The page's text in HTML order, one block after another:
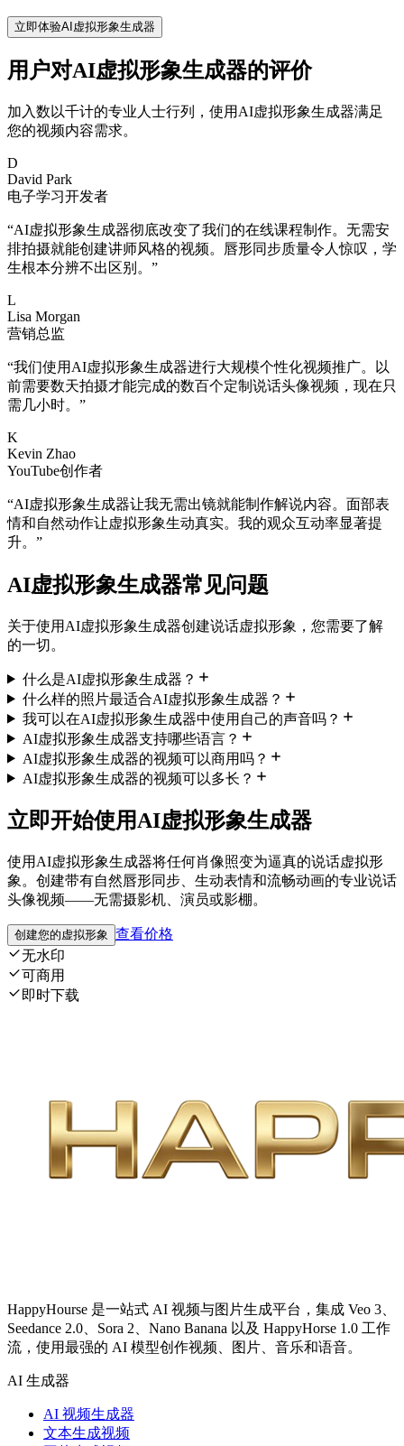
立即体验AI虚拟形象生成器
用户对AI虚拟形象生成器的评价
加入数以千计的专业人士行列，使用AI虚拟形象生成器满足
您的视频内容需求。
D
David Park
电子学习开发者
“AI虚拟形象生成器彻底改变了我们的在线课程制作。无需安
排拍摄就能创建讲师风格的视频。唇形同步质量令人惊叹，学
生根本分辨不出区别。 ”
L
Lisa Morgan
营销总监
“我们使用AI虚拟形象生成器进行大规模个性化视频推广。以
前需要数天拍摄才能完成的数百个定制说话头像视频，现在只
需几小时。 ”
K
Kevin Zhao
YouTube创作者
“AI虚拟形象生成器让我无需出镜就能制作解说内容。面部表
情和自然动作让虚拟形象生动真实。我的观众互动率显著提
升。 ”
AI虚拟形象生成器常见问题
关于使用AI虚拟形象生成器创建说话虚拟形象，您需要了解
的一切。
什么是AI虚拟形象生成器？
什么样的照片最适合AI虚拟形象生成器？
我可以在AI虚拟形象生成器中使用自己的声音吗？
AI虚拟形象生成器支持哪些语言？
AI虚拟形象生成器的视频可以商用吗？
AI虚拟形象生成器的视频可以多长？
立即开始使用AI虚拟形象生成器
使用AI虚拟形象生成器将任何肖像照变为逼真的说话虚拟形
象。创建带有自然唇形同步、生动表情和流畅动画的专业说话
头像视频——无需摄影机、演员或影棚。
创建您的虚拟形象 查看价格
无水印
可商用
即时下载
HappyHourse 是一站式 AI 视频与图片生成平台，集成 Veo 3、
Seedance 2.0、Sora 2、Nano Banana 以及 HappyHorse 1.0 工作
流，使用最强的 AI 模型创作视频、图片、音乐和语音。
AI 生成器
AI 视频生成器
文本生成视频